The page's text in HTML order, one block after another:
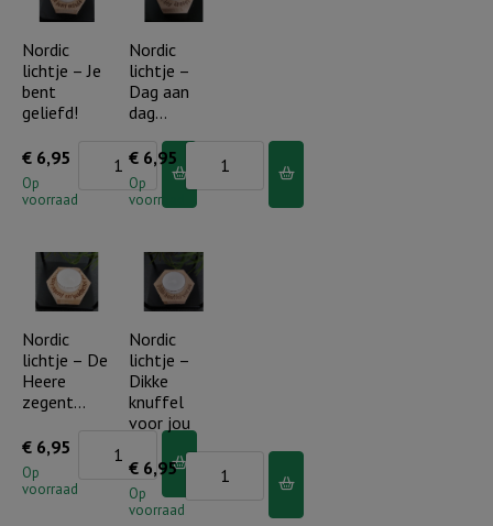
Mij...
varen..
Nordic
lichtje – Je
bent
geliefd!
€ 6,95
Op
voorraad
bent
geliefd!
Nordic
lichtje –
Dag aan
dag…
€ 6,95
Op
voorraad
lichtje
-
aan
dag...
Nordic
lichtje – De
Heere
zegent…
€ 6,95
Op
voorraad
Nordic
lichtje –
Dikke
knuffel
voor jou
€ 6,95
Op
voorraad
Nordic
lichtje